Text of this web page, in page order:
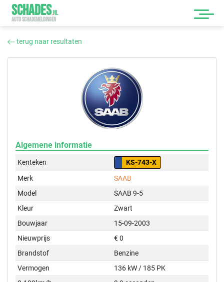
SCHADES.NL
AUTO SCHADEMELDINGEN
terug naar resultaten
Algemene informatie
Kenteken
KS-743-X
Merk
SAAB
Model
SAAB 9-5
Kleur
Zwart
Bouwjaar
15-09-2003
Nieuwprijs
€ 0
Brandstof
Benzine
Vermogen
136 kW / 185 PK